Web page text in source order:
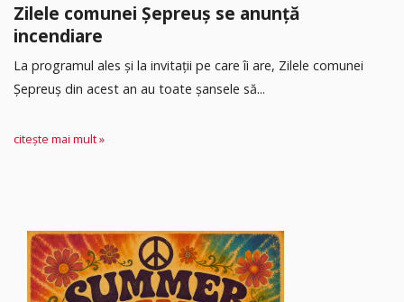
Zilele comunei Șepreuș se anunță
incendiare
La programul ales și la invitații pe care îi are, Zilele comunei
Șepreuș din acest an au toate șansele să...
citește mai mult »